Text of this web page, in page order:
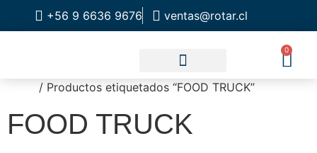
+56 9 6636 9676 ventas@rotar.cl
0
/ Productos etiquetados “FOOD TRUCK”
FOOD TRUCK